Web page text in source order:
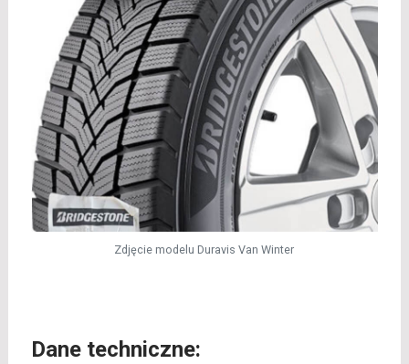
Zdjęcie modelu Duravis Van Winter
Dane techniczne: